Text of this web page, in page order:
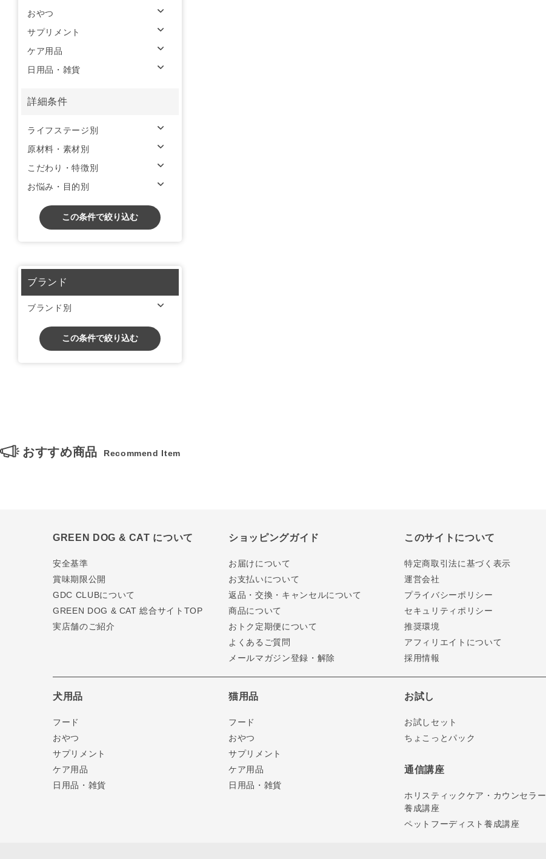
おやつ
サプリメント
ケア用品
日用品・雑貨
詳細条件
ライフステージ別
原材料・素材別
こだわり・特徴別
お悩み・目的別
この条件で絞り込む
ブランド
ブランド別
この条件で絞り込む
おすすめ商品 Recommend Item
GREEN DOG & CAT について
安全基準
賞味期限公開
GDC CLUBについて
GREEN DOG & CAT 総合サイトTOP
実店舗のご紹介
ショッピングガイド
お届けについて
お支払いについて
返品・交換・キャンセルについて
商品について
おトク定期便について
よくあるご質問
メールマガジン登録・解除
このサイトについて
特定商取引法に基づく表示
運営会社
プライバシーポリシー
セキュリティポリシー
推奨環境
アフィリエイトについて
採用情報
犬用品
フード
おやつ
サプリメント
ケア用品
日用品・雑貨
猫用品
フード
おやつ
サプリメント
ケア用品
日用品・雑貨
お試し
お試しセット
ちょこっとパック
通信講座
ホリスティックケア・カウンセラー
養成講座
ペットフーディスト養成講座